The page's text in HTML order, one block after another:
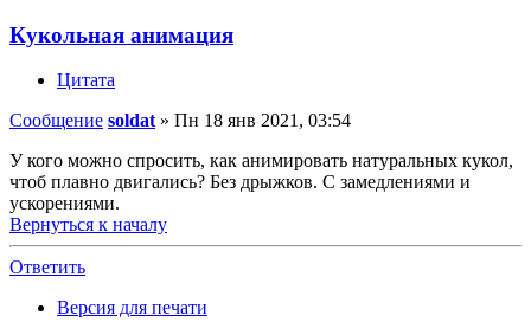
Кукольная анимация
Цитата
Сообщение soldat» Пн 18 янв 2021, 03:54
У кого можно спросить, как анимировать натуральных кукол,
чтоб плавно двигались? Без дрыжков. С замедлениями и
ускорениями.
Вернуться к началу
Ответить
Версия для печати